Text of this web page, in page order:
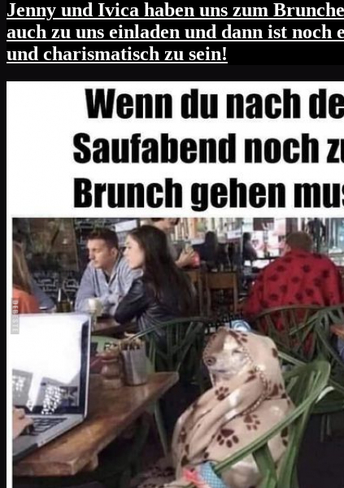
Jenny und Ivica haben uns zum
auch zu uns einladen und dann ist
und charismatisch zu sein!